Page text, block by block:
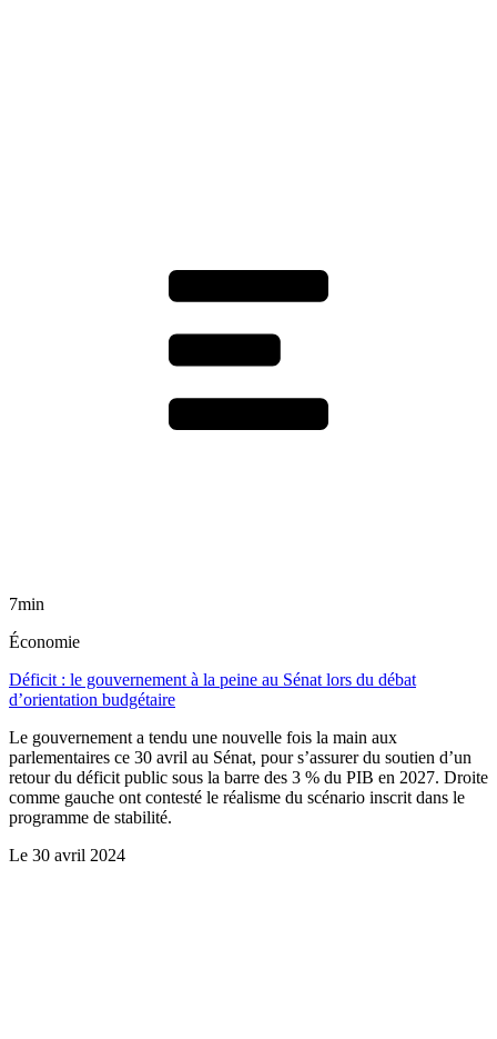
7min
Économie
Déficit : le gouvernement à la peine au Sénat lors du débat
d’orientation budgétaire
Le gouvernement a tendu une nouvelle fois la main aux
parlementaires ce 30 avril au Sénat, pour s’assurer du soutien d’un
retour du déficit public sous la barre des 3 % du PIB en 2027. Droite
comme gauche ont contesté le réalisme du scénario inscrit dans le
programme de stabilité.
Le 30 avril 2024